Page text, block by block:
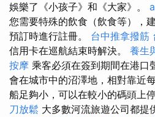
娛樂了《小孩子》和《大家》。
您需要特殊的飲食（飲食等），
預訂時進行註冊。 台中推拿撥筋
信用卡在巡航結束時解決。 養生
按摩 乘客必須在簽到期間在港口
會在城市中的沼澤地，相對靠近
船足夠小，可以在較小的碼頭上
刀放鬆 大多數河流旅遊公司都提